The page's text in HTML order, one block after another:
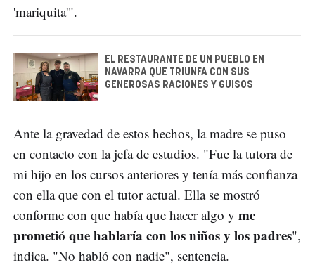
'mariquita'".
EL RESTAURANTE DE UN PUEBLO EN
NAVARRA QUE TRIUNFA CON SUS
GENEROSAS RACIONES Y GUISOS
Ante la gravedad de estos hechos, la madre se puso
en contacto con la jefa de estudios. "Fue la tutora de
mi hijo en los cursos anteriores y tenía más confianza
con ella que con el tutor actual. Ella se mostró
conforme con que había que hacer algo y me
prometió que hablaría con los niños y los padres",
indica. "No habló con nadie", sentencia.